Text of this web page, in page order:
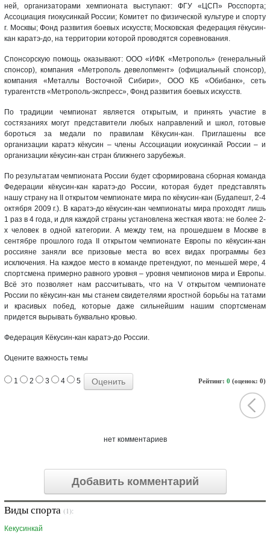
ней, организаторами xемпионата выступают: ФГУ «ЦСП» Росспорта;
Ассоциация rиокусинкай России; Комитет по физической культуре и спорту
г. Москвы; Фонд развития боевых искусств; Московская федерация rёкусин-
кан каратэ-до, на территории которой проводятся соревнования.
Спонсорскую помощь оказывают: ООО «ИФК «Метрополь» (генеральный
спонсор), компания «Метрополь девелопмент» (официальный спонсор),
компания «Металлы Восточной Сибири», ООО КБ «Обибанк», сеть
турагентств «Метрополь-экспресс», Фонд развития боевых искусств.
По традиции чемпионат является открытым, и принять участие в
состязаниях могут представители любых направлений и школ, готовые
бороться за медали по правилам Кёкусин-кан. Приглашены все
организации каратэ кёкусин – члены Ассоциации иокусинкай России – и
организации кёкусин-кан стран ближнего зарубежья.
По результатам чемпионата России будет сформирована сборная команда
Федерации кёкусин-кан каратэ-до России, которая будет представлять
нашу страну на II открытом чемпионате мира по кёкусин-кан (Будапешт, 2-4
октября 2009 г.). В каратэ-до кёкусин-кан чемпионаты мира проходят лишь
1 раз в 4 года, и для каждой страны установлена жесткая квота: не более 2-
х человек в одной категории. А между тем, на прошедшем в Москве в
сентябре прошлого года II открытом чемпионате Европы по кёкусин-кан
россияне заняли все призовые места во всех видах программы без
исключения. На каждое место в команде претендуют, по меньшей мере, 4
спортсмена примерно равного уровня – уровня чемпионов мира и Европы.
Всё это позволяет нам рассчитывать, что на V открытом чемпионате
России по кёкусин-кан мы станем свидетелями яростной борьбы на татами
и красивых побед, которые даже сильнейшим нашим спортсменам
придется вырывать буквально кровью.
Федерация Кёкусин-кан каратэ-до России.
Оцените важность темы
Рейтинг: 0 (оценок: 0)
1 2 3 4 5
нет комментариев
Добавить комментарий
Виды спорта (1):
Кекусинкай